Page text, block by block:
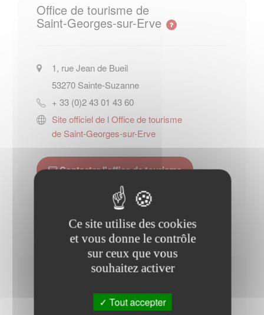
Office de tourisme de
Saint-Georges-sur-Erve
1, rue Jean de Bueil
53270 Sainte-Suzanne
+ 33 (0)2 43 01 43 60
Site officiel de l Office de tourisme
de Saint-Georges-sur-Erve
Contacter l'office de tourisme
Ce site utilise des cookies
et vous donne le contrôle
sur ceux que vous
souhaitez activer
Tout accepter